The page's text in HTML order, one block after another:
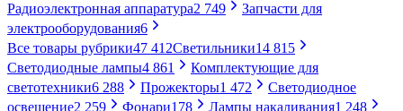
Радиоэлектронная аппаратура2 749
Запчасти для
электрооборудования6
Все товары рубрики47 412Светильники14 815
Светодиодные лампы4 861
Комплектующие для
светотехники6 288 Прожекторы1 472
Светодиодное
освещение2 259 Фонари178 Лампы накаливания1 248